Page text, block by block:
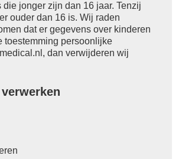
jonger zijn dan 16 jaar. Tenzij
ouder dan 16 is. Wij raden
dat er gegevens over kinderen
toestemming persoonlijke
, dan verwijderen wij